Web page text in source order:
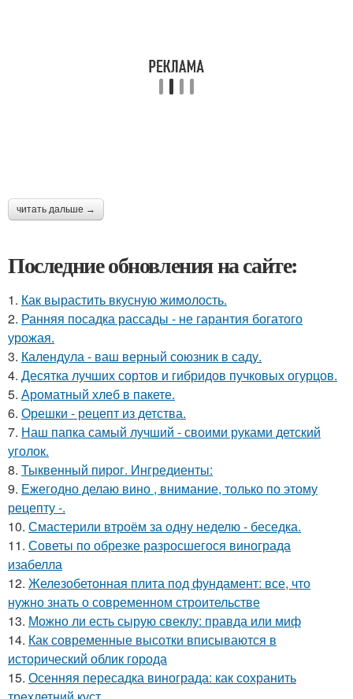
читать дальше →
Последние обновления на сайте:
1. Как вырастить вкусную жимолость.
2. Ранняя посадка рассады - не гарантия богатого
урожая.
3. Календула - ваш верный союзник в саду.
4. Десятка лучших сортов и гибридов пучковых огурцов.
5. Ароматный хлеб в пакете.
6. Орешки - рецепт из детства.
7. Наш папка самый лучший - своими руками детский
уголок.
8. Тыквенный пирог. Ингредиенты:
9. Ежегодно делаю вино , внимание, только по этому
рецепту -.
10. Смастерили втроём за одну неделю - беседка.
11. Советы по обрезке разросшегося винограда
изабелла
12. Железобетонная плита под фундамент: все, что
нужно знать о современном строительстве
13. Можно ли есть сырую свеклу: правда или миф
14. Как современные высотки вписываются в
исторический облик города
15. Осенняя пересадка винограда: как сохранить